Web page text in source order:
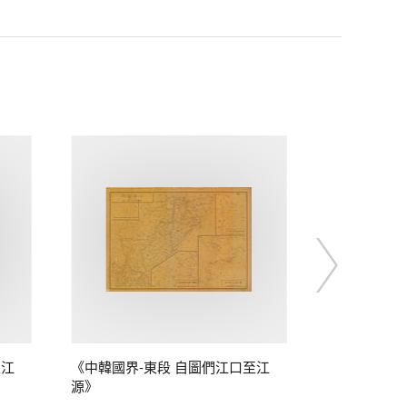
《中韓國界-東段 自圖們江口至江
源》